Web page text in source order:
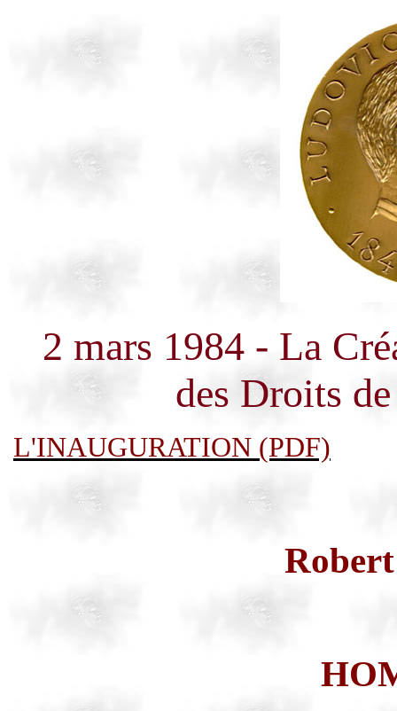
2 mars 1984 - La
des Droits
L'INAUGURATION (PDF)